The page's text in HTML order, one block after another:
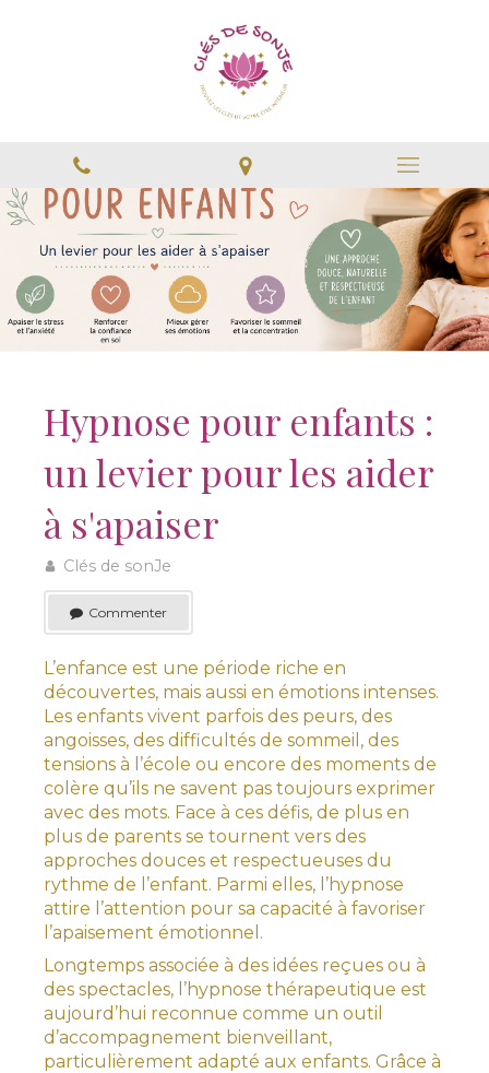
Hypnose pour enfants :
un levier pour les aider
à s'apaiser
Clés de sonJe
Commenter
L’enfance est une période riche en
découvertes, mais aussi en émotions intenses.
Les enfants vivent parfois des peurs, des
angoisses, des difficultés de sommeil, des
tensions à l’école ou encore des moments de
colère qu’ils ne savent pas toujours exprimer
avec des mots. Face à ces défis, de plus en
plus de parents se tournent vers des
approches douces et respectueuses du
rythme de l’enfant. Parmi elles, l’hypnose
attire l’attention pour sa capacité à favoriser
l’apaisement émotionnel.
Longtemps associée à des idées reçues ou à
des spectacles, l’hypnose thérapeutique est
aujourd’hui reconnue comme un outil
d’accompagnement bienveillant,
particulièrement adapté aux enfants. Grâce à